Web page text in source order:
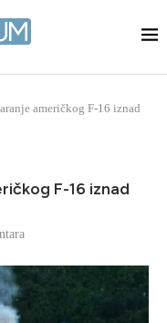
američkog F-16 iznad
F-16 iznad